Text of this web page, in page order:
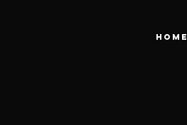
HOME